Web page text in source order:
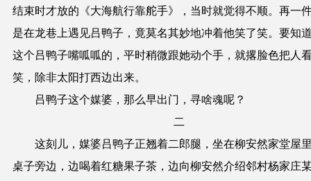
结束时才放的《大海航行靠舵手》，当时就觉得不顺。再一
是在龙巷上遇见吕鸭子，竟莫名其妙地冲着他笑了笑。要知
这个吕鸭子嘴呱呱的，平时稍微跟她动个手，就撂脸色把人
笑，除非太阳打西边出来。
吕鸭子这个媒婆，那么早出门，寻啥魂呢？
二
这刻儿，媒婆吕鸭子正翘着二郎腿，坐在柳安然家堂屋
桌子旁边，边喝着红糖果子茶，边向柳安然介绍邻村杨家庄